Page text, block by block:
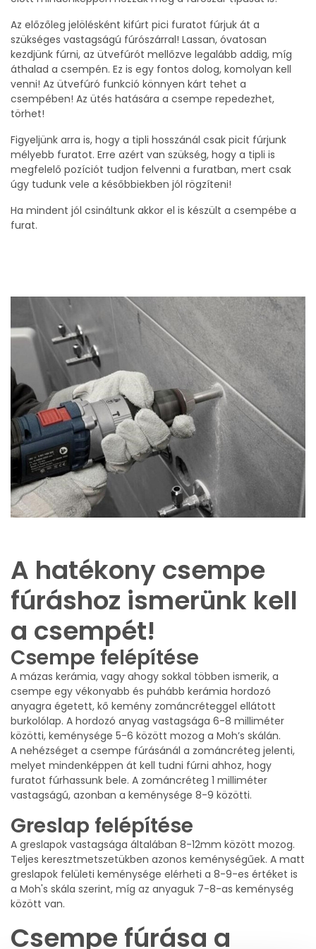
Az előzőleg jelölésként kifúrt pici furatot fúrjuk át a
szükséges vastagságú fúrószárral! Lassan, óvatosan
kezdjünk fúrni, az ütvefúrót mellőzve legalább addig, míg
áthalad a csempén. Ez is egy fontos dolog, komolyan kell
venni! Az ütvefúró funkció könnyen kárt tehet a
csempében! Az ütés hatására a csempe repedezhet,
törhet!
Figyeljünk arra is, hogy a tipli hosszánál csak picit fúrjunk
mélyebb furatot. Erre azért van szükség, hogy a tipli is
megfelelő pozíciót tudjon felvenni a furatban, mert csak
úgy tudunk vele a későbbiekben jól rögzíteni!
Ha mindent jól csináltunk akkor el is készült a csempébe a
furat.
A hatékony csempe
fúráshoz ismerünk kell
a csempét!
Csempe felépítése
A mázas kerámia, vagy ahogy sokkal többen ismerik, a
csempe egy vékonyabb és puhább kerámia hordozó
anyagra égetett, kő kemény zománcréteggel ellátott
burkolólap. A hordozó anyag vastagsága 6-8 milliméter
közötti, keménysége 5-6 között mozog a Moh’s skálán.
A nehézséget a csempe fúrásánál a zománcréteg jelenti,
melyet mindenképpen át kell tudni fúrni ahhoz, hogy
furatot fúrhassunk bele. A zománcréteg 1 milliméter
vastagságú, azonban a keménysége 8-9 közötti.
Greslap felépítése
A greslapok vastagsága általában 8-12mm között mozog.
Teljes keresztmetszetükben azonos keménységűek. A matt
greslapok felületi keménysége elérheti a 8-9-es értéket is
a Moh's skála szerint, míg az anyaguk 7-8-as keménység
között van.
Csempe fúrása a